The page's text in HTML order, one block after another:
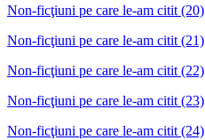
Non-ficţiuni pe care le-am citit (20)
Non-ficţiuni pe care le-am citit (21)
Non-ficţiuni pe care le-am citit (22)
Non-ficţiuni pe care le-am citit (23)
Non-ficţiuni pe care le-am citit (24)